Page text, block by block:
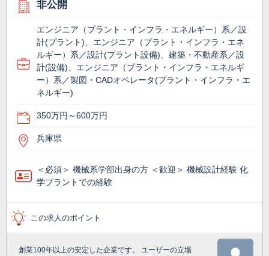
非公開
エンジニア（プラント・インフラ・エネルギー）系／設
計(プラント)、エンジニア（プラント・インフラ・エネ
ルギー）系／設計(プラント設備)、建築・不動産系／設
計(設備)、エンジニア（プラント・インフラ・エネルギ
ー）系／製図・CADオペレータ(プラント・インフラ・エ
ネルギー)
350万円～600万円
兵庫県
＜必須＞ 機械系学部出身の方 ＜歓迎＞ 機械設計経験 化
学プラントでの経験
この求人のポイント
創業100年以上の安定した企業です。 ユーザーの立場